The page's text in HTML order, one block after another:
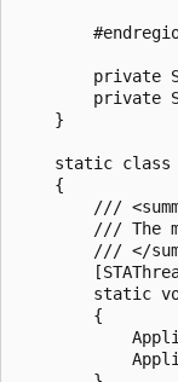
private
private
    }
static class
    {
///
/// The
/// </
static
        {